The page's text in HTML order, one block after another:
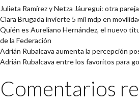
Julieta Ramírez y Netza Jáuregui: otra
Clara Brugada invierte 5 mil mdp en
Quién es Aureliano Hernández, el nuevo
de la Federación
Adrián Rubalcava aumenta la percepción
Adrián Rubalcava entre los favoritos para
Comentarios